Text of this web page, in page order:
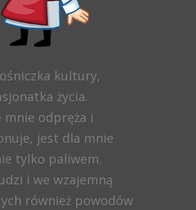
kultury,
życia.
mnie odpręża i
jest dla mnie
tylko paliwem.
i we wzajemną
również powodów